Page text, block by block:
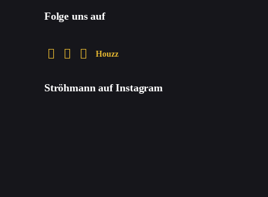
Folge uns auf
Houzz
Ströhmann auf Instagram